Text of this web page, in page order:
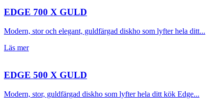
EDGE 700 X GULD
Modern, stor och elegant, guldfärgad diskho som lyfter hela ditt...
Läs mer
EDGE 500 X GULD
Modern, stor, guldfärgad diskho som lyfter hela ditt kök Edge...